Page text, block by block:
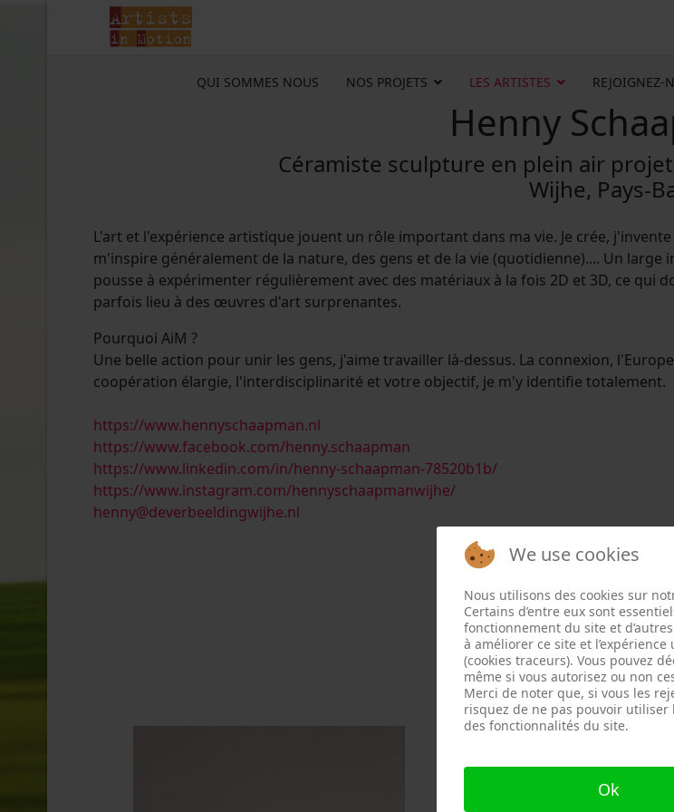
QUI SOMMES NOUS NOS PROJETS LES ARTISTES REJOIGNEZ-
Henny
Céramiste sculpture en plein air
Wijhe, Pays-
L'art et l'expérience artistique jouent un rôle important dans ma vie. Je crée, j'invente
m'inspire généralement de la nature, des gens et de la vie (quotidienne).... Un large
pousse à expérimenter régulièrement avec des matériaux à la fois 2D et 3D, ce qui
parfois lieu à des œuvres d'art surprenantes.
Pourquoi AiM ?
Une belle action pour unir les gens, j'aime travailler là-dessus. La connexion,
coopération élargie, l'interdisciplinarité et votre objectif, je m'y identifie totalement.
https://www.hennyschaapman.nl
https://www.facebook.com/henny.schaapman
https://www.linkedin.com/in/henny-schaapman-78520b1b/
https://www.instagram.com/hennyschaapmanwijhe/
henny@deverbeeldingwijhe.nl
We use cookies
Nous utilisons des cookies sur
Certains d’entre eux sont
fonctionnement du site et
à améliorer ce site et
(cookies traceurs). Vous pouvez
même si vous autorisez ou non
Merci de noter que, si vous les
risquez de ne pas pouvoir utiliser
des fonctionnalités du site.
Ok